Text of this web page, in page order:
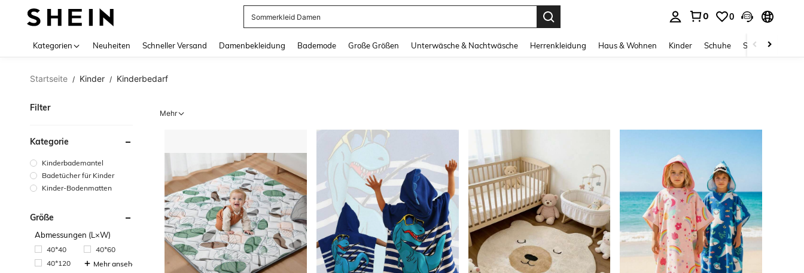
Sommerkleid Damen
0 0
Kategorien Neuheiten Schneller Versand Damenbekleidung Bademode Große Größen Unterwäsche & Nachtwäsche Herrenkleidung Haus & Wohnen Kinder Schuhe Schmuck &
Startseite / Kinder / Kinderbedarf
Filter
Kategorie
Kinderbademantel
Badetücher für Kinder
Kinder-Bodenmatten
Größe
Abmessungen (L×W)
40*40
40*60
40*120
Mehr ansehen
Mehr